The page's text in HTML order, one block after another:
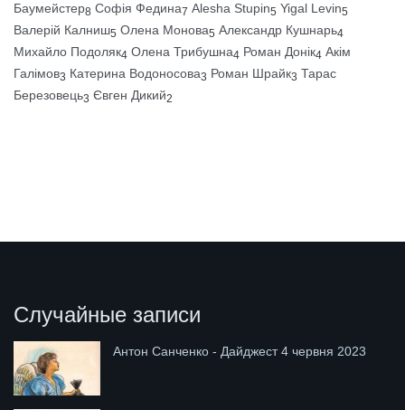
Баумейстер8 Софія Федина7 Alesha Stupin5 Yigal Levin5
Валерій Калниш5 Олена Монова5 Александр Кушнарь4
Михайло Подоляк4 Олена Трибушна4 Роман Донік4 Акім
Галімов3 Катерина Водоносова3 Роман Шрайк3 Тарас
Березовець3 Євген Дикий2
Случайные записи
Антон Санченко - Дайджест 4 червня 2023